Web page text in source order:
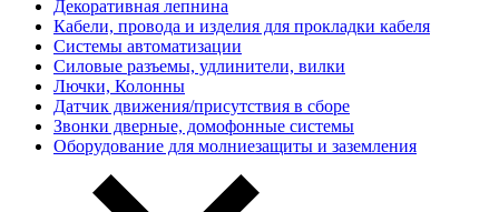
Декоративная лепнина
Кабели, провода и изделия для прокладки кабеля
Системы автоматизации
Силовые разъемы, удлинители, вилки
Лючки, Колонны
Датчик движения/присутствия в сборе
Звонки дверные, домофонные системы
Оборудование для молниезащиты и заземления